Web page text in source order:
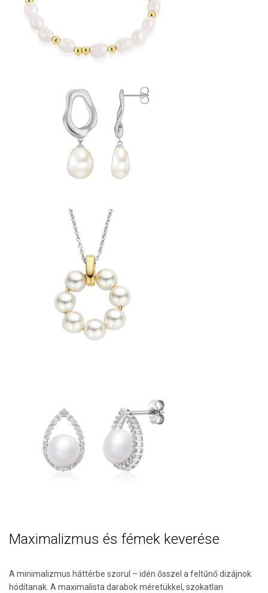
Maximalizmus és fémek keverése
A minimalizmus háttérbe szorul – idén ősszel a feltűnő dizájnok
hódítanak. A maximalista darabok méretükkel, szokatlan